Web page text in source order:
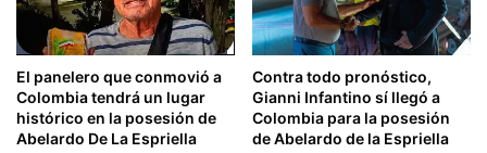
El panelero que conmovió a
Colombia tendrá un lugar
histórico en la posesión de
Abelardo De La Espriella
Contra todo pronóstico,
Gianni Infantino sí llegó a
Colombia para la posesión
de Abelardo de la Espriella